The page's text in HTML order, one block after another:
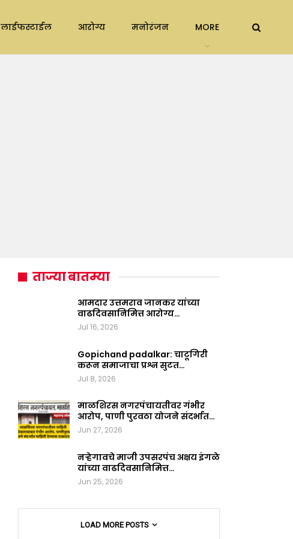
लाईफस्टाईल आरोग्य मनोरंजन MORE
ताज्या बातम्या
आमदार उत्तमराव जानकर यांच्या
वाढदिवसानिमित्त आरोग्य…
Jul 16, 2026
Gopichand padalkar: चाटूगिरी
करून समाजाचा प्रश्न सुटत…
Jul 8, 2026
माळशिरस नगरपंचायतीवर गंभीर
आरोप, पाणी पुरवठा योजने संदर्भात…
Jun 27, 2026
नऱ्हेगावचे माजी उपसरपंच अक्षय इंगळे
यांच्या वाढदिवसानिमित्त…
Jun 25, 2026
LOAD MORE POSTS